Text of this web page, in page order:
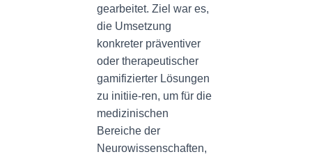
gearbeitet. Ziel war es,
die Umsetzung
konkreter präventiver
oder therapeutischer
gamifizierter Lösungen
zu initiie-ren, um für die
medizinischen
Bereiche der
Neurowissenschaften,